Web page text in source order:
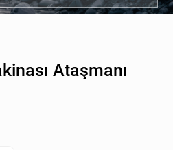
Ataşmanı